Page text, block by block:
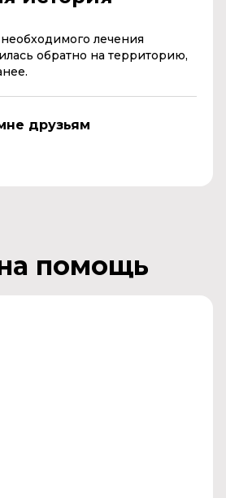
лечения
обратно на территорию,
друзьям
помощь